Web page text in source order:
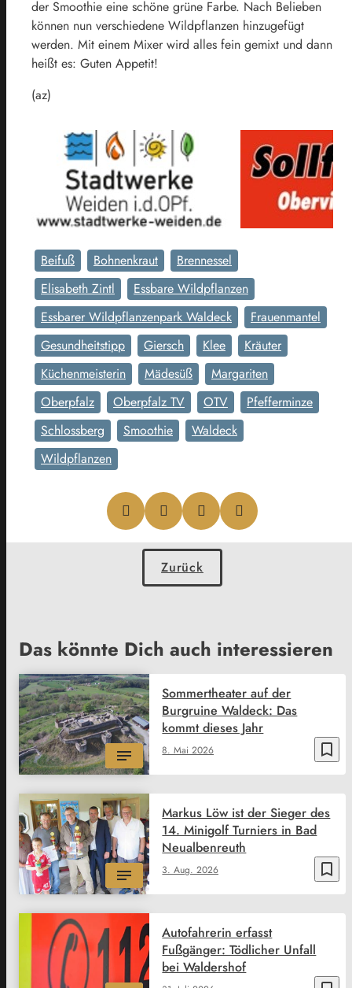
der Smoothie eine schöne grüne Farbe. Nach Belieben
können nun verschiedene Wildpflanzen hinzugefügt
werden. Mit einem Mixer wird alles fein gemixt und dann
heißt es: Guten Appetit!
(az)
Beifuß Bohnenkraut
Brennessel
Elisabeth Zintl
Essbare Wildpflanzen
Essbarer Wildpflanzenpark Waldeck
Frauenmantel
Gesundheitstipp
Giersch Klee
Kräuter
Küchenmeisterin
Mädesüß
Margariten
Oberpfalz
Oberpfalz TV OTV
Pfefferminze
Schlossberg
Smoothie
Waldeck
Wildpflanzen
Zurück
Das könnte Dich auch interessieren
bookmark_border
8. Mai 2026
Sommertheater auf der
Burgruine Waldeck: Das
kommt dieses Jahr
bookmark_border
3. Aug. 2026
Markus Löw ist der Sieger des
14. Minigolf Turniers in Bad
Neualbenreuth
Autofahrerin erfasst
Fußgänger: Tödlicher Unfall
bei Waldershof